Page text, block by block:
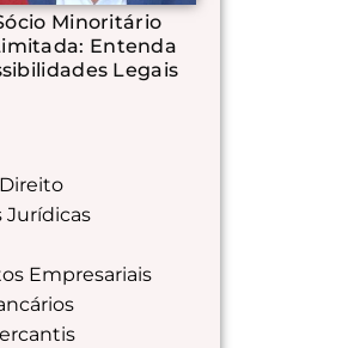
Minoritário
Entenda
Legais
Jurídicas
Empresariais